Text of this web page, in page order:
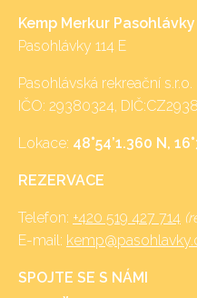
Kemp Merkur Pasohlávky
Pasohlávky 114 E
Pasohlávská rekreační s.r.o.
IČO: 29380324,
Lokace: 48°54’1.360 N,
REZERVACE
Telefon: +420 519 427 714
E-mail:
SPOJTE SE S NÁMI